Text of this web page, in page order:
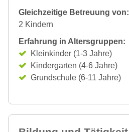
Gleichzeitige Betreuung von:
2 Kindern
Erfahrung in Altersgruppen:
Kleinkinder (1-3 Jahre)
Kindergarten (4-6 Jahre)
Grundschule (6-11 Jahre)